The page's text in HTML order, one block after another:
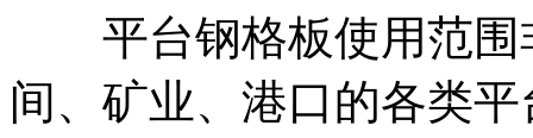
平台钢格板使用范围
间、矿业、港口的各类